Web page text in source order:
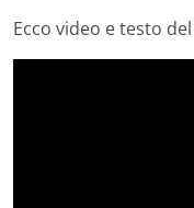
Ecco video e testo